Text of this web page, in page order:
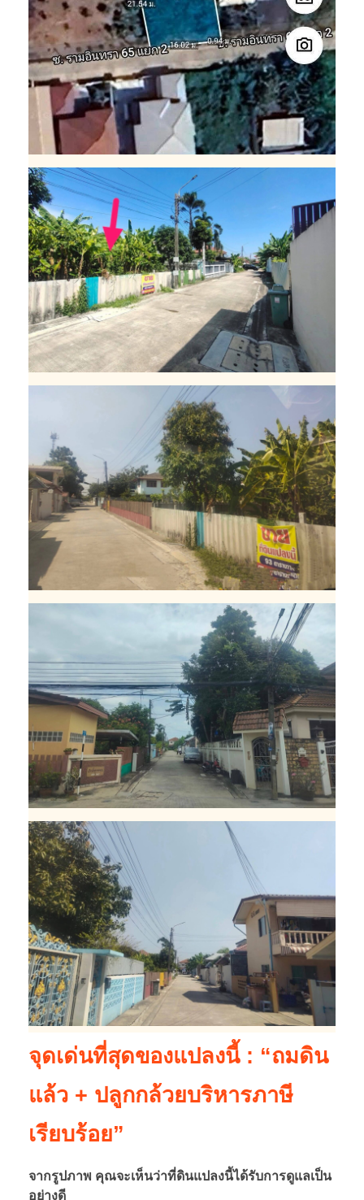
จุดเด่นที่สุดของแปลงนี้ : “ถมดิน
แล้ว + ปลูกกล้วยบริหารภาษี
เรียบร้อย”
จากรูปภาพ คุณจะเห็นว่าที่ดินแปลงนี้ได้รับการดูแลเป็น
อย่างดี